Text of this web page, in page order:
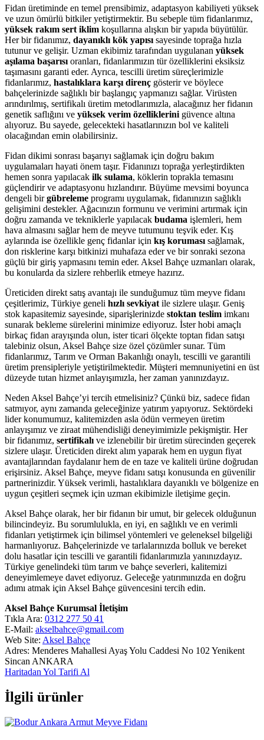
Fidan üretiminde en temel prensibimiz, adaptasyon kabiliyeti yüksek
ve uzun ömürlü bitkiler yetiştirmektir. Bu sebeple tüm fidanlarımız,
yüksek rakım sert iklim koşullarına alışkın bir yapıda büyütülür.
Her bir fidanımız, dayanıklı kök yapısı sayesinde toprağa hızla
tutunur ve gelişir. Uzman ekibimiz tarafından uygulanan yüksek
aşılama başarısı oranları, fidanlarımızın tür özelliklerini eksiksiz
taşımasını garanti eder. Ayrıca, tescilli üretim süreçlerimizle
fidanlarımız, hastalıklara karşı direnç gösterir ve böylece
bahçelerinizde sağlıklı bir başlangıç yapmanızı sağlar. Virüsten
arındırılmış, sertifikalı üretim metodlarımızla, alacağınız her fidanın
genetik saflığını ve yüksek verim özelliklerini güvence altına
alıyoruz. Bu sayede, gelecekteki hasatlarınızın bol ve kaliteli
olacağından emin olabilirsiniz.
Fidan dikimi sonrası başarıyı sağlamak için doğru bakım
uygulamaları hayati önem taşır. Fidanınızı toprağa yerleştirdikten
hemen sonra yapılacak ilk sulama, köklerin toprakla temasını
güçlendirir ve adaptasyonu hızlandırır. Büyüme mevsimi boyunca
dengeli birgübreleme programı uygulamak, fidanınızın sağlıklı
gelişimini destekler. Ağacınızın formunu ve verimini artırmak için
doğru zamanda ve tekniklerle yapılacak budama işlemleri, hem
hava almasını sağlar hem de meyve tutumunu teşvik eder. Kış
aylarında ise özellikle genç fidanlar için kış koruması sağlamak,
don risklerine karşı bitkinizi muhafaza eder ve bir sonraki sezona
güçlü bir giriş yapmasını temin eder. Aksel Bahçe uzmanları olarak,
bu konularda da sizlere rehberlik etmeye hazırız.
Üreticiden direkt satış avantajı ile sunduğumuz tüm meyve fidanı
çeşitlerimiz, Türkiye geneli hızlı sevkiyat ile sizlere ulaşır. Geniş
stok kapasitemiz sayesinde, siparişlerinizde stoktan teslim imkanı
sunarak bekleme sürelerini minimize ediyoruz. İster hobi amaçlı
birkaç fidan arayışında olun, ister ticari ölçekte toptan fidan satışı
talebiniz olsun, Aksel Bahçe size özel çözümler sunar. Tüm
fidanlarımız, Tarım ve Orman Bakanlığı onaylı, tescilli ve garantili
üretim prensipleriyle yetiştirilmektedir. Müşteri memnuniyetini en üst
düzeyde tutan hizmet anlayışımızla, her zaman yanınızdayız.
Neden Aksel Bahçe’yi tercih etmelisiniz? Çünkü biz, sadece fidan
satmıyor, aynı zamanda geleceğinize yatırım yapıyoruz. Sektördeki
lider konumumuz, kalitemizden asla ödün vermeyen üretim
anlayışımız ve ziraat mühendisliği deneyimimizle pekişmiştir. Her
bir fidanımız, sertifikalı ve izlenebilir bir üretim sürecinden geçerek
sizlere ulaşır. Üreticiden direkt alım yaparak hem en uygun fiyat
avantajlarından faydalanır hem de en taze ve kaliteli ürüne doğrudan
erişirsiniz. Aksel Bahçe, meyve fidanı satışı konusunda en güvenilir
partnerinizdir. Yüksek verimli, hastalıklara dayanıklı ve bölgenize en
uygun çeşitleri seçmek için uzman ekibimizle iletişime geçin.
Aksel Bahçe olarak, her bir fidanın bir umut, bir gelecek olduğunun
bilincindeyiz. Bu sorumlulukla, en iyi, en sağlıklı ve en verimli
fidanları yetiştirmek için bilimsel yöntemleri ve geleneksel bilgeliği
harmanlıyoruz. Bahçelerinizde ve tarlalarınızda bolluk ve bereket
dolu hasatlar için tescilli ve garantili fidanlarımızla yanınızdayız.
Türkiye genelindeki tüm tarım ve bahçe severleri, kalitemizi
deneyimlemeye davet ediyoruz. Geleceğe yatırımınızda en doğru
adımı atmak için Aksel Bahçe güvencesini tercih edin.
Aksel Bahçe Kurumsal İletişim
Tıkla Ara: 0312 277 50 41
E-Mail: akselbahce@gmail.com
Web Site: Aksel Bahçe
Adres: Menderes Mahallesi Ayaş Yolu Caddesi No 102 Yenikent
Sincan ANKARA
Haritadan Yol Tarifi Al
İlgili ürünler